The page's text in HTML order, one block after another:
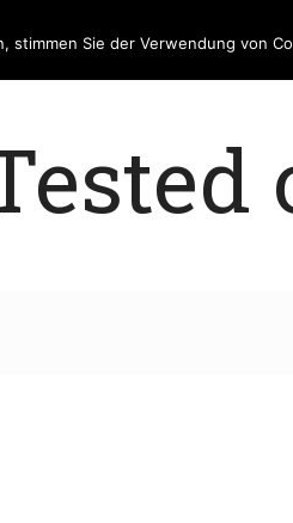
stimmen Sie der Verwendung von